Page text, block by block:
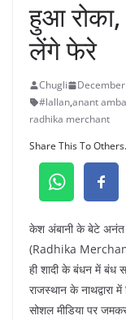
हुआ रोका,
लेंगे फेरे
Chugli
#lallan,anant
radhika merchant
Share This To
केश अंबानी के बेटे अनंत
(Radhika Merchant)
ही शादी के बंधन में बंध
राजस्थान के
सोशल मीडिया पर